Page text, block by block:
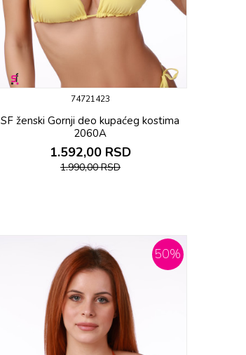
74721423
SF ženski Gornji deo kupaćeg kostima
2060A
1.592,00 RSD
1.990,00RSD
50%